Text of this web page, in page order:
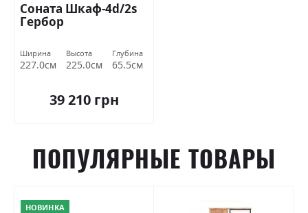
Соната Шкаф-4d/2s
Гербор
Ширина
227.0см
Высота
225.0см
Глубина
65.5см
39 210 грн
ПОПУЛЯРНЫЕ ТОВАРЫ
НОВИНКА